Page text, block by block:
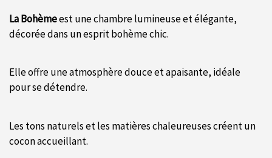
La Bohèmeest une chambre lumineuse et élégante,
décorée dans un esprit bohème chic.
Elle offre une atmosphère douce et apaisante, idéale
pour se détendre.
Les tons naturels et les matières chaleureuses créent un
cocon accueillant.